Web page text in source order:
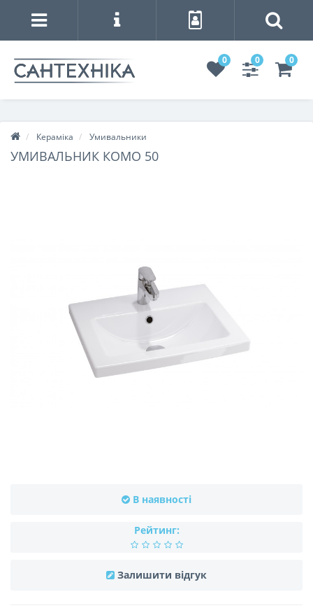
0 0 0
Кераміка Умивальники
УМИВАЛЬНИК КОМО 50
В наявності
Рейтинг:
Залишити відгук